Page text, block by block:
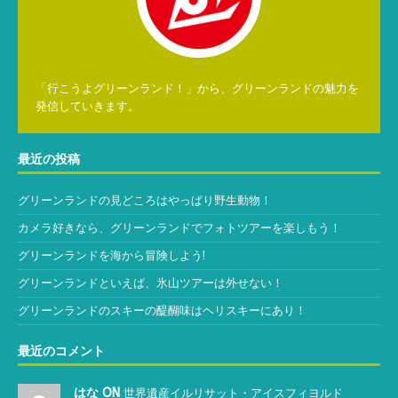
「行こうよグリーンランド！」から、グリーンランドの魅力を
発信していきます。
最近の投稿
グリーンランドの見どころはやっぱり野生動物！
カメラ好きなら、グリーンランドでフォトツアーを楽しもう！
グリーンランドを海から冒険しよう!
グリーンランドといえば、氷山ツアーは外せない！
グリーンランドのスキーの醍醐味はヘリスキーにあり！
最近のコメント
はな ON 世界遺産イルリサット・アイスフィヨルド